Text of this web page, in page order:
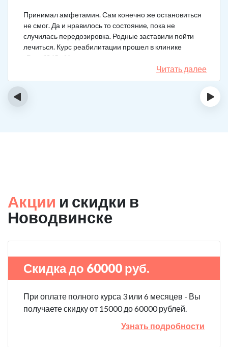
Принимал амфетамин. Сам конечно же остановиться
не смог. Да и нравилось то состояние, пока не
случилась передозировка. Родные заставили пойти
лечиться. Курс реабилитации прошел в клинике
«Рехаб365». Много месяцев уже не принимаю.
Читать далее
‹ ›
Акции и скидки в
Новодвинске
Скидка до 60000 руб.
При оплате полного курса 3 или 6 месяцев - Вы
получаете скидку от 15000 до 60000 рублей.
Узнать подробности